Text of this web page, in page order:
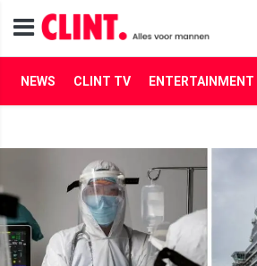
NEWS CLINT TV ENTERTAINMENT